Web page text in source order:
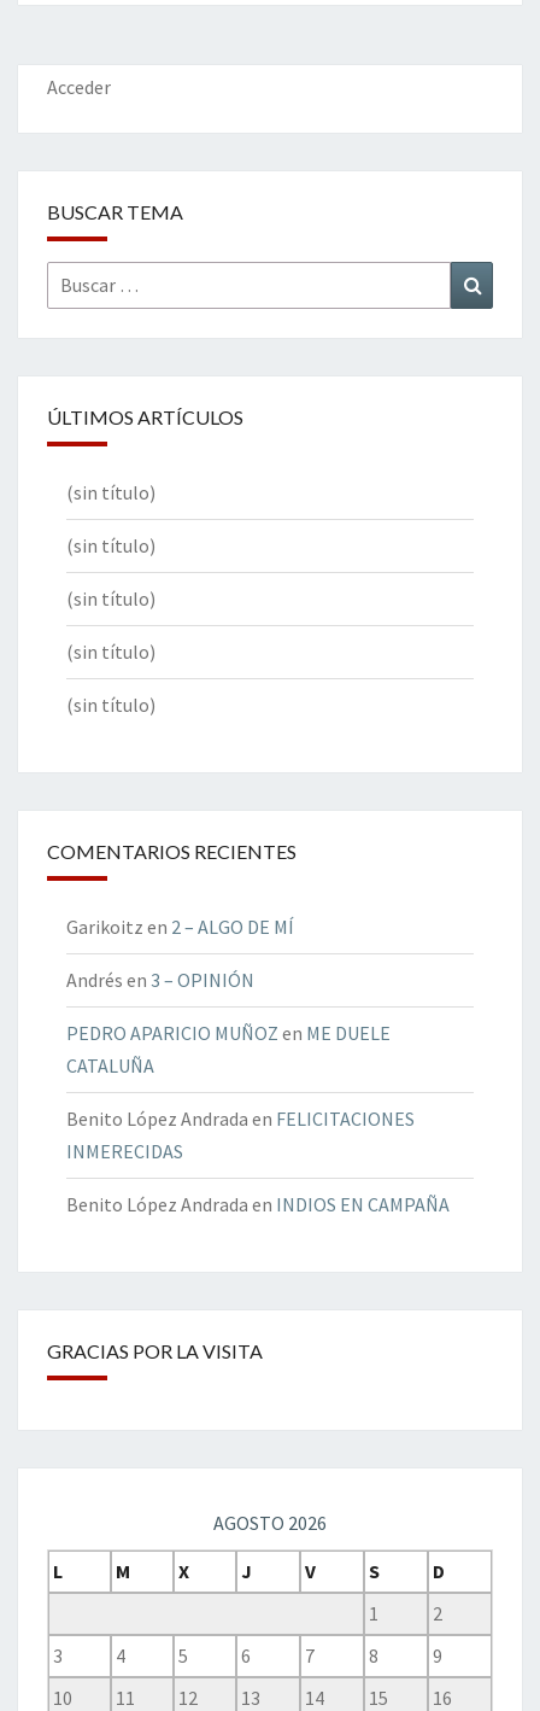
o
o
k
er dI
n
l
p
ar
Acceder
BUSCAR TEMA
Buscar
por:
ÚLTIMOS ARTÍCULOS
(sin título)
(sin título)
(sin título)
(sin título)
(sin título)
COMENTARIOS RECIENTES
Garikoitz en 2 – ALGO DE MÍ
Andrés en 3 – OPINIÓN
PEDRO APARICIO MUÑOZ en ME DUELE
CATALUÑA
Benito López Andrada en FELICITACIONES
INMERECIDAS
Benito López Andrada en INDIOS EN CAMPAÑA
GRACIAS POR LA VISITA
AGOSTO 2026
L
M X J V S
D
1
2
3
4 5 6 7 8
9
10
11 12 13 14 15
16